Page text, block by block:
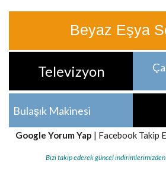
Beyaz Eşya
Televizyon
Bulaşık Makinesi
Google Yorum Yap | Facebook Takip
Bizi takip ederek güncel